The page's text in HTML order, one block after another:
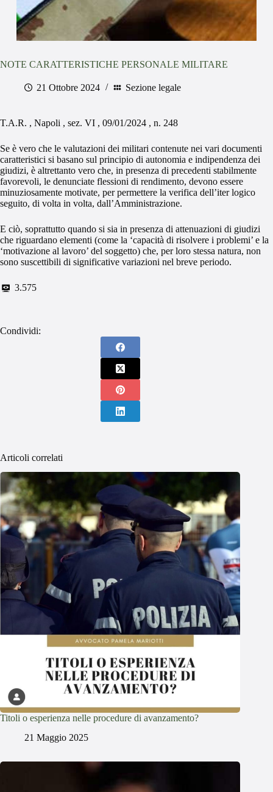
NOTE CARATTERISTICHE PERSONALE MILITARE
21 Ottobre 2024 Sezione legale
T.A.R. , Napoli , sez. VI , 09/01/2024 , n. 248
Se è vero che le valutazioni dei militari contenute nei vari documenti
caratteristici si basano sul principio di autonomia e indipendenza dei
giudizi, è altrettanto vero che, in presenza di precedenti stabilmente
favorevoli, le denunciate flessioni di rendimento, devono essere
minuziosamente motivate, per permettere la verifica dell’iter logico
seguito, di volta in volta, dall’Amministrazione.
E ciò, soprattutto quando si sia in presenza di attenuazioni di giudizi
che riguardano elementi (come la ‘capacità di risolvere i problemi’ e la
‘motivazione al lavoro’ del soggetto) che, per loro stessa natura, non
sono suscettibili di significative variazioni nel breve periodo.
3.575
Condividi:
Articoli correlati
Titoli o esperienza nelle procedure di avanzamento?
21 Maggio 2025